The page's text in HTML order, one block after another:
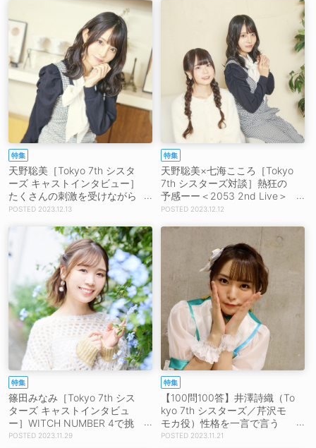
い」「2デイズになるので、
いろんな楽しみ方があるんじ
ゃないかな」
して2ndライブを迎えられれ
特集
天野聡美［Tokyo 7th シスタ
ーズ キャストインタビュー］
たくさんの刺激を受けながら
輝きを放った2023年を振り返
ったり、頼りになるところを
いっぱい見ることができた1年
でした」
2023.12.13
特集
天野聡美×七海こころ［Tokyo
7th シスターズ対談］熱狂の
予感ーー＜2053 2nd Live＞
に向けた2人の心情「全力の
「Stella MiNEもRoots.もカッ
コいいパフォーマンスを楽し
みにしています！」
2023.12.12
特集
篠田みなみ［Tokyo 7th シス
ターズ キャストインタビュ
ー］WITCH NUMBER 4で挑
んだ多彩な表現「それぞれの
2023.11.29
特集
【100問100答】井澤詩織（To
kyo 7th シスターズ／芹沢モ
モカ役）性格を一言で言う
と、クラスの……！
2023.11.21